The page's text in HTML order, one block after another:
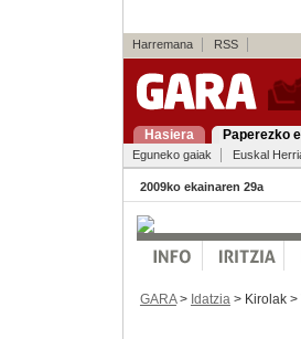
Harremana RSS
Hasiera Paperezko
Eguneko gaiak Euskal
2009ko ekainaren 29a
GARA> Idatzia> Kirolak >